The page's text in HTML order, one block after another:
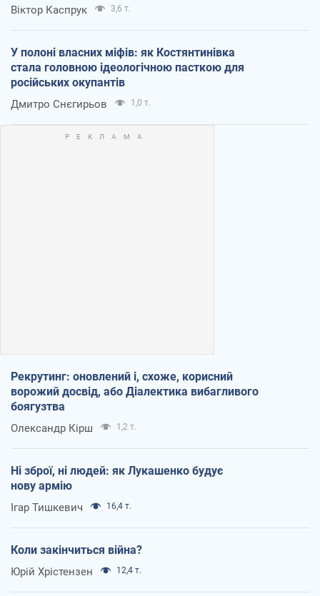
Віктор Каспрук 3,6 т.
У полоні власних міфів: як Костянтинівка
стала головною ідеологічною пасткою для
російських окупантів
Дмитро Снєгирьов 1,0 т.
Рекрутинг: оновлений і, схоже, корисний
ворожий досвід, або Діалектика вибагливого
боягузтва
Олександр Кірш 1,2 т.
Ні зброї, ні людей: як Лукашенко будує
нову армію
Ігар Тишкевич 16,4 т.
Коли закінчиться війна?
Юрій Хрістензен 12,4 т.